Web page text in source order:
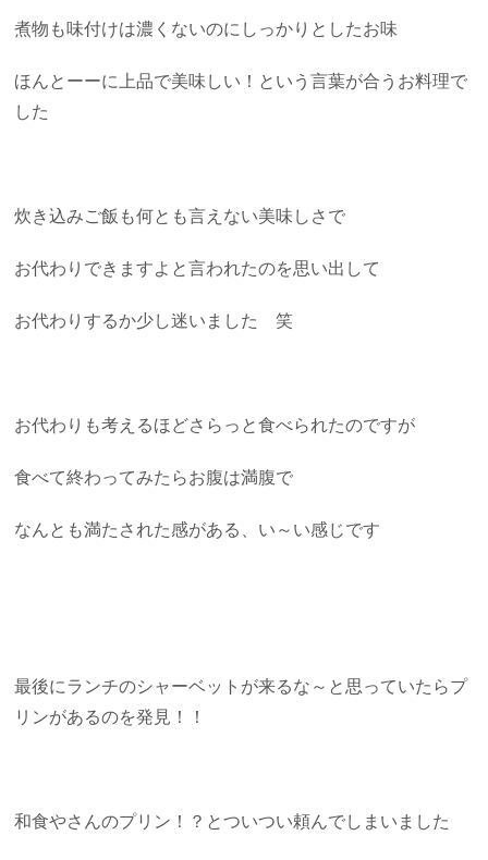
煮物も味付けは濃くないのにしっかりとしたお味
ほんとーーに上品で美味しい！という言葉が合うお料理で
した
炊き込みご飯も何とも言えない美味しさで
お代わりできますよと言われたのを思い出して
お代わりするか少し迷いました 笑
お代わりも考えるほどさらっと食べられたのですが
食べて終わってみたらお腹は満腹で
なんとも満たされた感がある、い～い感じです
最後にランチのシャーベットが来るな～と思っていたらプ
リンがあるのを発見！！
和食やさんのプリン！？とついつい頼んでしまいました